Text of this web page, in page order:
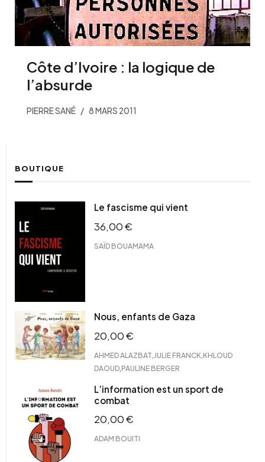
Côte d’Ivoire : la logique de
l’absurde
PIERRE SANÉ 8 MARS 2011
BOUTIQUE
Le fascisme qui vient
36,00€
SAÏD BOUAMAMA
Nous, enfants de Gaza
20,00€
AHMED ALAZBAT JULIE FRANCK KHLOUD
DAOUD PAULINE BERGER
L’information est un sport de
combat
20,00€
ADAM BOUITI